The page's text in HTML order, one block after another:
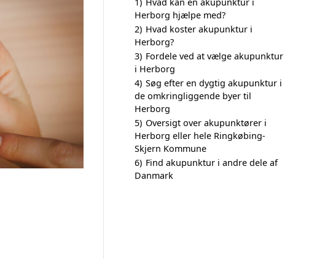
Herborg hjælpe med?
2) Hvad koster akupunktur i
Herborg?
3) Fordele ved at vælge akupunktur
i Herborg
4) Søg efter en dygtig akupunktur i
de omkringliggende byer til
Herborg
5) Oversigt over akupunktører i
Herborg eller hele Ringkøbing-
Skjern Kommune
6) Find akupunktur i andre dele af
Danmark